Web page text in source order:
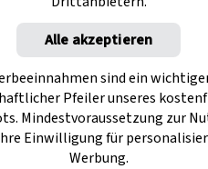
Alle akzeptieren
sind ein
Pfeiler unseres
Mindestvoraussetzung zur
Einwilligung für
Werbung.